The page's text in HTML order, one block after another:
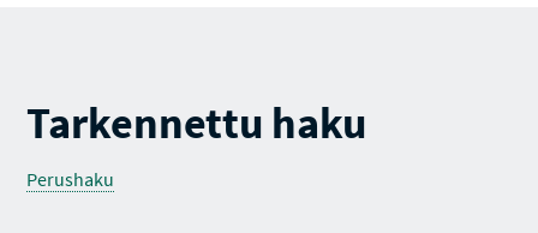
Tarkennettu haku
Perushaku